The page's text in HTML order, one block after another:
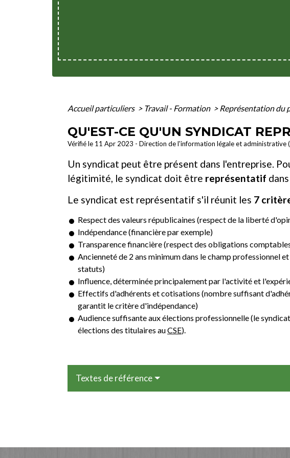
Accueil particuliers > Travail - Formation > Représentation du
QU'EST-CE QU'UN SYNDICAT
Vérifié le 11 Apr 2023 - Direction de l'information légale et administrative
Un syndicat peut être présent dans l'entreprise.
légitimité, le syndicat doit être représentatif
Le syndicat est représentatif s'il réunit les 7
Respect des valeurs républicaines (respect de la liberté
Indépendance (financière par exemple)
Transparence financière (respect des obligations
Ancienneté de 2 ans minimum dans le champ professionnel
statuts)
Influence, déterminée principalement par l'activité et
Effectifs d'adhérents et cotisations (nombre suffisant
garantit le critère d'indépendance)
Audience suffisante aux élections professionnelle (le
élections des titulaires auCSE).
Textes de référence